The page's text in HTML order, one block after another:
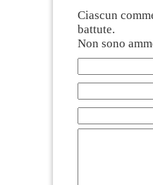
Ciascun
battute.
Non sono